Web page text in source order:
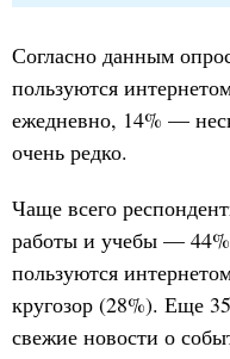
Согласно данным
пользуются
ежедневно, 14% —
очень редко.
Чаще всего
работы и учебы —
пользуются
кругозор (28%). Еще
свежие новости о